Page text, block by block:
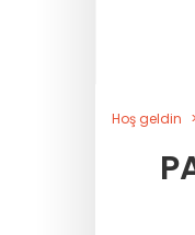
Hoş geldin